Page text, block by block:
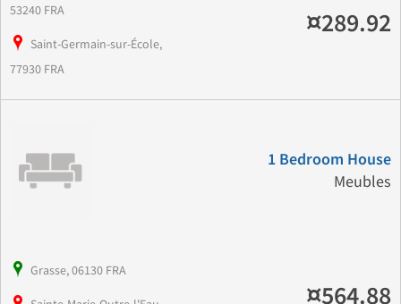
53240 FRA
Saint-Germain-sur-École,
77930 FRA
¤289.92
1 Bedroom House
Meubles
Grasse, 06130 FRA
¤564.88